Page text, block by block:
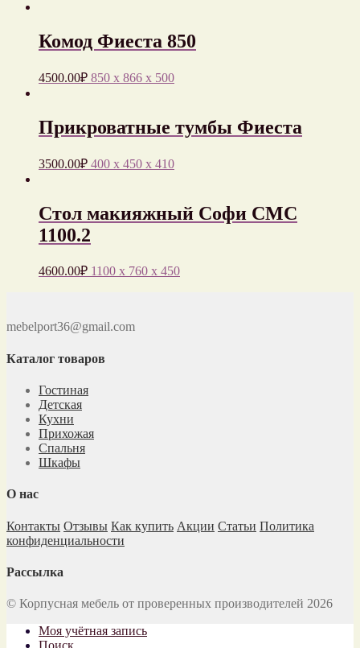
Комод Фиеста 850
4500.00₽ 850 x 866 x 500
Прикроватные тумбы Фиеста
3500.00₽ 400 x 450 x 410
Стол макияжный Софи СМС
1100.2
4600.00₽ 1100 x 760 x 450
mebelport36@gmail.com
Каталог товаров
Гостиная
Детская
Кухни
Прихожая
Спальня
Шкафы
О нас
Контакты Отзывы Как купить Акции Статьи Политика
конфиденциальности
Рассылка
© Корпусная мебель от проверенных производителей 2026
Моя учётная запись
Поиск